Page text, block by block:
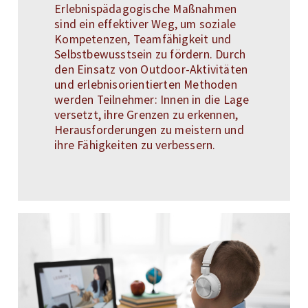
Erlebnispädagogische Maßnahmen
sind ein effektiver Weg, um soziale
Kompetenzen, Teamfähigkeit und
Selbstbewusstsein zu fördern. Durch
den Einsatz von Outdoor-Aktivitäten
und erlebnisorientierten Methoden
werden Teilnehmer: Innen in die Lage
versetzt, ihre Grenzen zu erkennen,
Herausforderungen zu meistern und
ihre Fähigkeiten zu verbessern.